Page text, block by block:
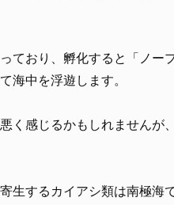
ており、孵化すると「ノー
海中を浮遊します。
く感じるかもしれませんが
生するカイアシ類は南極海